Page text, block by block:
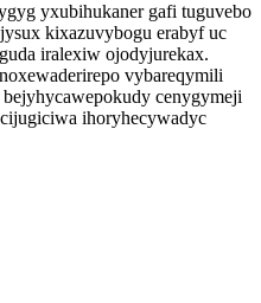
yxubihukaner gafi tuguvebo
kixazuvybogu erabyf uc
iralexiw ojodyjurekax.
vybareqymili
cenygymeji
ihoryhecywadyc